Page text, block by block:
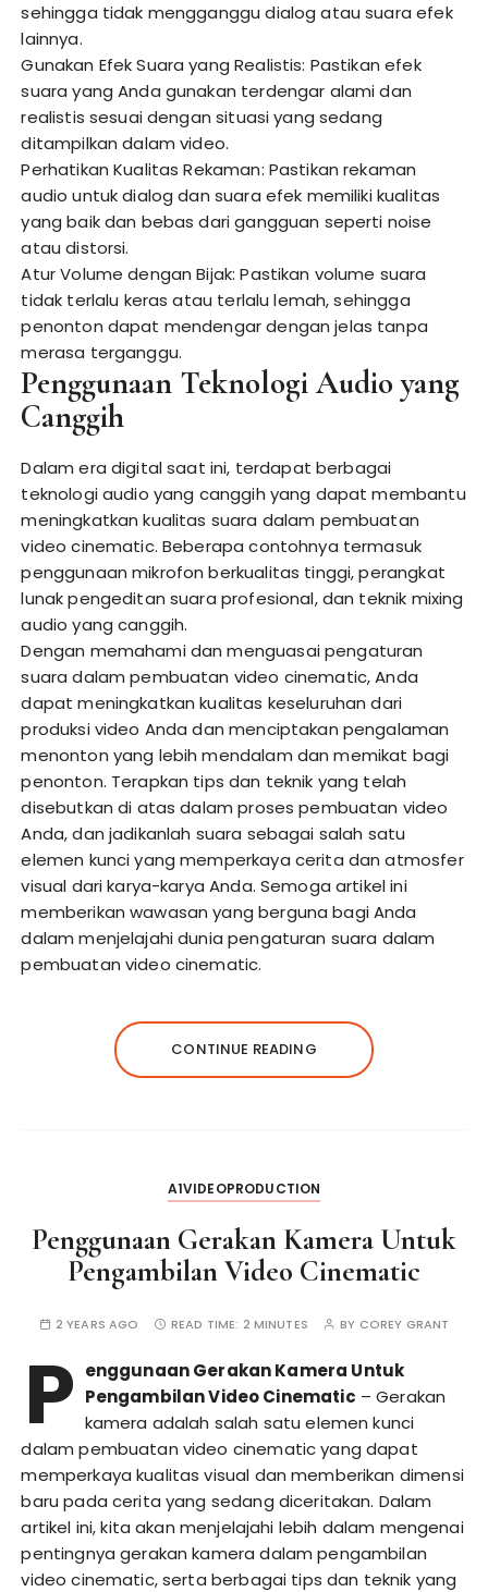
sehingga tidak mengganggu dialog atau suara efek
lainnya.
Gunakan Efek Suara yang Realistis: Pastikan efek
suara yang Anda gunakan terdengar alami dan
realistis sesuai dengan situasi yang sedang
ditampilkan dalam video.
Perhatikan Kualitas Rekaman: Pastikan rekaman
audio untuk dialog dan suara efek memiliki kualitas
yang baik dan bebas dari gangguan seperti noise
atau distorsi.
Atur Volume dengan Bijak: Pastikan volume suara
tidak terlalu keras atau terlalu lemah, sehingga
penonton dapat mendengar dengan jelas tanpa
merasa terganggu.
Penggunaan Teknologi Audio yang
Canggih
Dalam era digital saat ini, terdapat berbagai
teknologi audio yang canggih yang dapat membantu
meningkatkan kualitas suara dalam pembuatan
video cinematic. Beberapa contohnya termasuk
penggunaan mikrofon berkualitas tinggi, perangkat
lunak pengeditan suara profesional, dan teknik mixing
audio yang canggih.
Dengan memahami dan menguasai pengaturan
suara dalam pembuatan video cinematic, Anda
dapat meningkatkan kualitas keseluruhan dari
produksi video Anda dan menciptakan pengalaman
menonton yang lebih mendalam dan memikat bagi
penonton. Terapkan tips dan teknik yang telah
disebutkan di atas dalam proses pembuatan video
Anda, dan jadikanlah suara sebagai salah satu
elemen kunci yang memperkaya cerita dan atmosfer
visual dari karya-karya Anda. Semoga artikel ini
memberikan wawasan yang berguna bagi Anda
dalam menjelajahi dunia pengaturan suara dalam
pembuatan video cinematic.
CONTINUE READING
A1VIDEOPRODUCTION
Penggunaan Gerakan Kamera Untuk
Pengambilan Video Cinematic
2 YEARS AGO READ TIME: 2 MINUTES BY COREY GRANT
P enggunaan Gerakan Kamera Untuk
Pengambilan Video Cinematic – Gerakan
kamera adalah salah satu elemen kunci
dalam pembuatan video cinematic yang dapat
memperkaya kualitas visual dan memberikan dimensi
baru pada cerita yang sedang diceritakan. Dalam
artikel ini, kita akan menjelajahi lebih dalam mengenai
pentingnya gerakan kamera dalam pengambilan
video cinematic, serta berbagai tips dan teknik yang